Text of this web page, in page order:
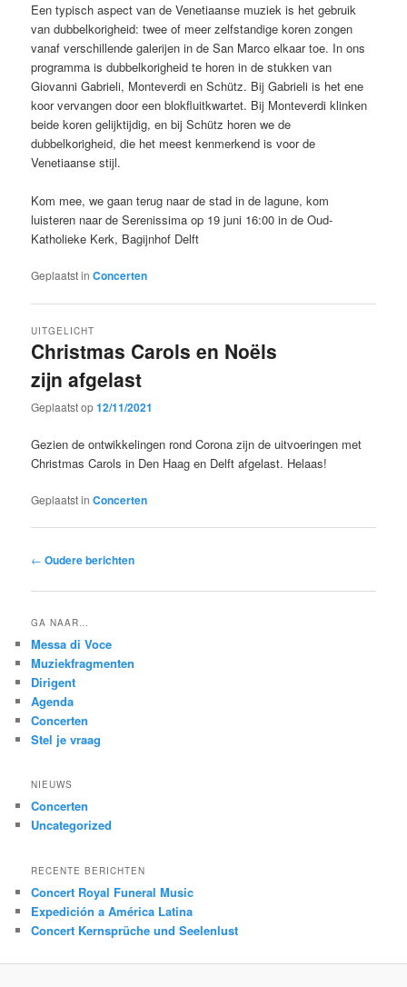
Een typisch aspect van de Venetiaanse muziek is het gebruik
van dubbelkorigheid: twee of meer zelfstandige koren zongen
vanaf verschillende galerijen in de San Marco elkaar toe. In ons
programma is dubbelkorigheid te horen in de stukken van
Giovanni Gabrieli, Monteverdi en Schütz. Bij Gabrieli is het ene
koor vervangen door een blokfluitkwartet. Bij Monteverdi klinken
beide koren gelijktijdig, en bij Schütz horen we de
dubbelkorigheid, die het meest kenmerkend is voor de
Venetiaanse stijl.
Kom mee, we gaan terug naar de stad in de lagune, kom
luisteren naar de Serenissima op 19 juni 16:00 in de Oud-
Katholieke Kerk, Bagijnhof Delft
Geplaatst in Concerten
Christmas Carols en Noëls
zijn afgelast
UITGELICHT
Geplaatst op12/11/2021
Gezien de ontwikkelingen rond Corona zijn de uitvoeringen met
Christmas Carols in Den Haag en Delft afgelast. Helaas!
Geplaatst in Concerten
Bericht
← Oudere berichten
GA NAAR…
Messa di Voce
Muziekfragmenten
Dirigent
Agenda
Concerten
Stel je vraag
NIEUWS
Concerten
Uncategorized
RECENTE BERICHTEN
Concert Royal Funeral Music
Expedición a América Latina
Concert Kernsprüche und Seelenlust